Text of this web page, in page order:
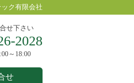
ク有限会社
せ下さい
2028
～18:00
せ